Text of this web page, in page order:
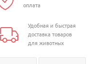
оплата
Удобная и быстрая
доставка товаров
для животных